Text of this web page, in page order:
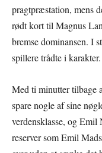
pragtpræstation, mens
rødt kort til Magnus
bremse dominansen. I
spillere trådte i karakter.
Med ti minutter tilbage
spare nogle af sine
verdensklasse, og
reserver som Emil